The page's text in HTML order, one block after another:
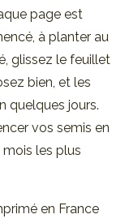
page est
à planter au
glissez le feuillet
bien, et les
quelques jours.
vos semis en
mois les plus
en France